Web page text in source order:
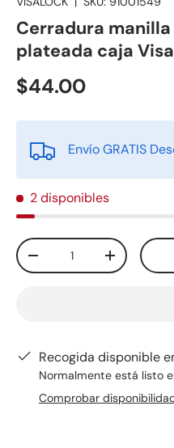
Cerradura
plateada caja
$44.00
Envío GRATIS
2 disponibles
Cant.
-
+
Recogida disponible
Normalmente está listo
Comprobar